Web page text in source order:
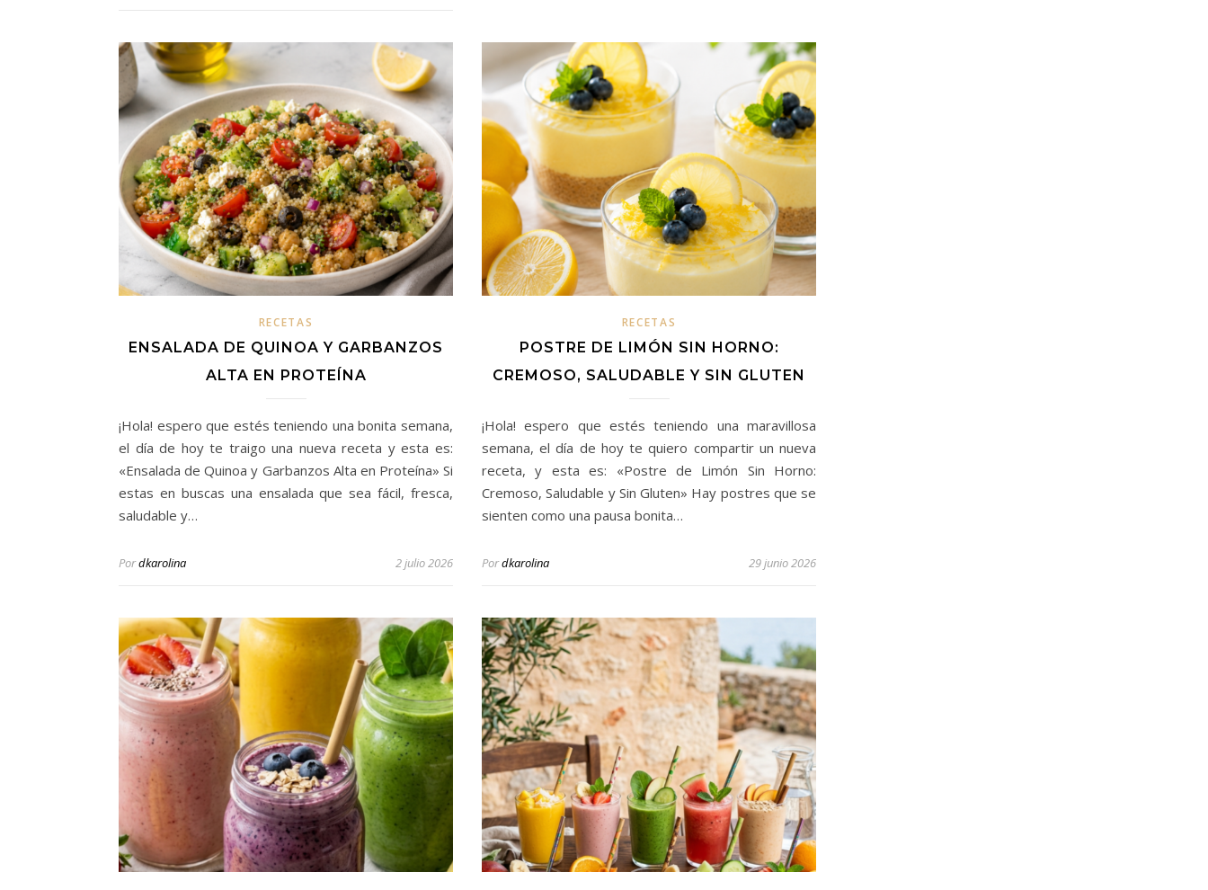
RECETAS
ENSALADA DE QUINOA Y GARBANZOS
ALTA EN PROTEÍNA
¡Hola! espero que estés teniendo una bonita semana,
el día de hoy te traigo una nueva receta y esta es:
«Ensalada de Quinoa y Garbanzos Alta en Proteína» Si
estas en buscas una ensalada que sea fácil, fresca,
saludable y…
Pordkarolina 2 julio 2026
RECETAS
POSTRE DE LIMÓN SIN HORNO:
CREMOSO, SALUDABLE Y SIN GLUTEN
¡Hola! espero que estés teniendo una maravillosa
semana, el día de hoy te quiero compartir un nueva
receta, y esta es: «Postre de Limón Sin Horno:
Cremoso, Saludable y Sin Gluten» Hay postres que se
sienten como una pausa bonita…
Pordkarolina 29 junio 2026